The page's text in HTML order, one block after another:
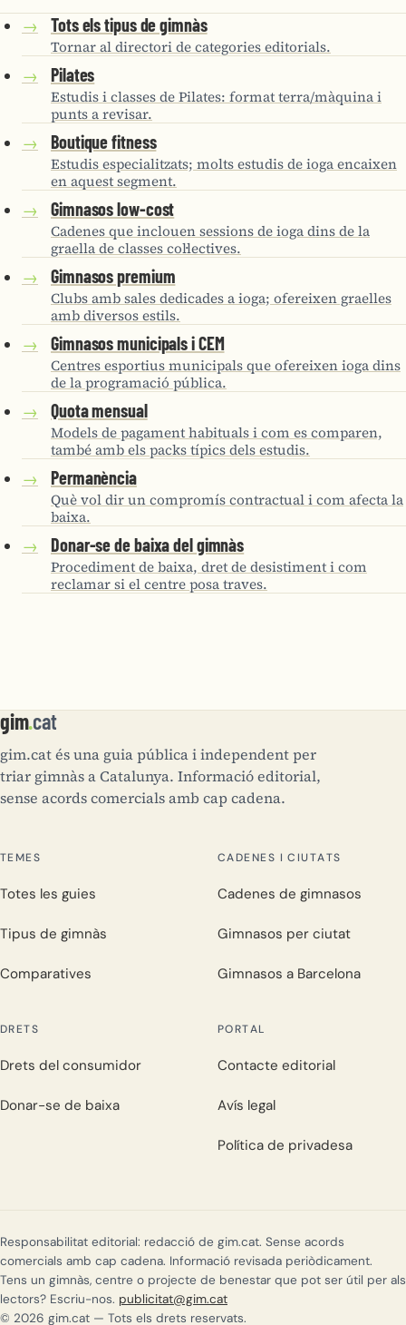
→ Tots els tipus de gimnàs
Tornar al directori de categories editorials.
→ Pilates
Estudis i classes de Pilates: format terra/màquina i
punts a revisar.
→ Boutique fitness
Estudis especialitzats; molts estudis de ioga encaixen
en aquest segment.
→ Gimnasos low-cost
Cadenes que inclouen sessions de ioga dins de la
graella de classes col·lectives.
→ Gimnasos premium
Clubs amb sales dedicades a ioga; ofereixen graelles
amb diversos estils.
→ Gimnasos municipals i CEM
Centres esportius municipals que ofereixen ioga dins
de la programació pública.
→ Quota mensual
Models de pagament habituals i com es comparen,
també amb els packs típics dels estudis.
→ Permanència
Què vol dir un compromís contractual i com afecta la
baixa.
→ Donar-se de baixa del gimnàs
Procediment de baixa, dret de desistiment i com
reclamar si el centre posa traves.
gim.cat
gim.cat és una guia pública i independent per
triar gimnàs a Catalunya. Informació editorial,
sense acords comercials amb cap cadena.
TEMES
Totes les guies
Tipus de gimnàs
Comparatives
CADENES I CIUTATS
Cadenes de gimnasos
Gimnasos per ciutat
Gimnasos a Barcelona
DRETS
Drets del consumidor
Donar-se de baixa
PORTAL
Contacte editorial
Avís legal
Política de privadesa
Responsabilitat editorial: redacció de gim.cat. Sense acords
comercials amb cap cadena. Informació revisada periòdicament.
Tens un gimnàs, centre o projecte de benestar que pot ser útil per als
lectors? Escriu-nos. publicitat@gim.cat
© 2026 gim.cat — Tots els drets reservats.